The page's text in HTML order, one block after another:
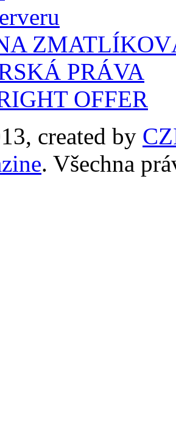
PRÁVA
OFFER
created by
. Všechna